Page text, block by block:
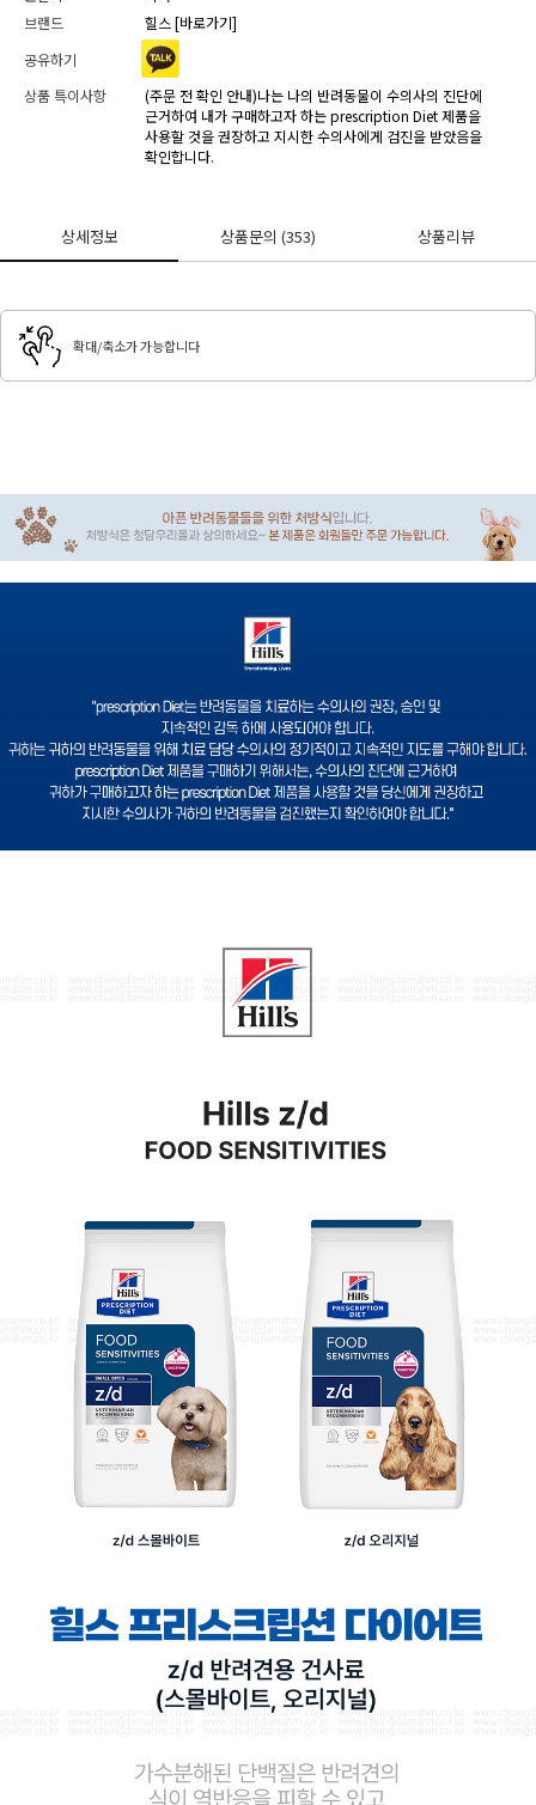
브랜드
힐스 [바로가기]
공유하기
상품 특이사항
(주문 전 확인 안내)나는 나의 반려동물이 수의사의 진단에
근거하여 내가 구매하고자 하는 prescription Diet 제품을
사용할 것을 권장하고 지시한 수의사에게 검진을 받았음을
확인합니다.
상세정보 상품문의 (353) 상품리뷰
확대/축소가 가능합니다